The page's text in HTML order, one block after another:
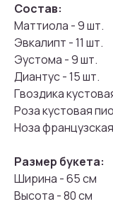
Состав:
Маттиола - 9 шт.
Эвкалипт - 11 шт.
Эустома - 9 шт.
Диантус - 15 шт.
Гвоздика
Роза кустовая
Hоза
Размер букета:
Ширина - 65 см
Высота - 80 см